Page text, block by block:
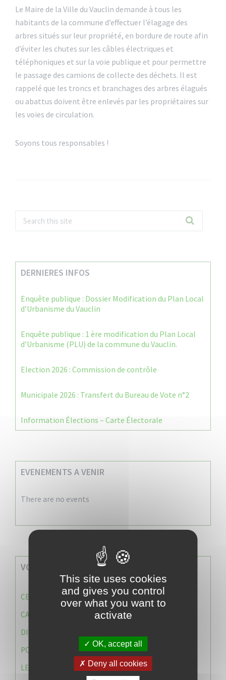
Le Maire de la Ville du Vauclin demande à tous les
habitants de la commune d’effectuer l’élagage des
arbres situés sur leur propriété, en bordure de route afin
d’éviter les chutes sur les câbles électriques et
téléphoniques et sur la voie publique et pour permettre
le passage des camions de collecte des déchets. Il est
rappelé que les troncs et branchages des arbres élagués
ou abattus doivent être enlevés par les propriétaires sur
les voies de circulation.
Soyons tous responsables !
DERNIERES INFOS
Enquête publique : Dossier Modification du Plan Local
d’Urbanisme du Vauclin
Enquête publique : 1 ère modification du Plan Local
d’Urbanisme (PLU) de la commune du Vauclin.
Election 2026 : Commission de contrôle
Municipale 2026 : Transfert du Bureau de Vote n°2
Information Élections – Carte Électorale
EVENEMENTS A VENIR
There are no events
VOS SERVICES MUNICIPAUX
CENTRE COMMUNAL D’ACTION SOCIALE (C.C.A.S)
CAISSE DES ÉCOLES
DIRECTION DES SERVICES TECHNIQUES
POLICE MUNICIPALE
LE CABINET DU MAIRE
This site uses cookies
and gives you control
over what you want to
activate
OK, accept all
Deny all cookies